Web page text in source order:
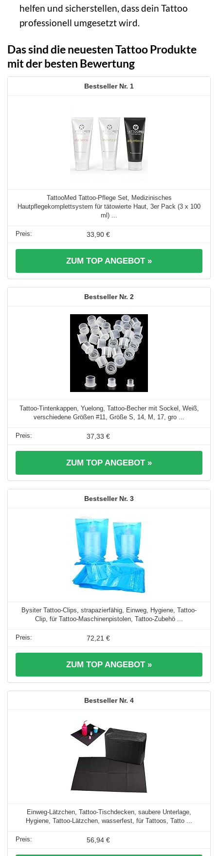
helfen und sicherstellen, dass dein Tattoo
professionell umgesetzt wird.
Das sind die neuesten Tattoo Produkte
mit der besten Bewertung
1
TattooMed Tattoo-Pflege Set, Medizinisches
Hautpflegekomplettsystem für tätowierte Haut, 3er Pack (3 x 100
ml) ...
33,90 €
ZUM TOP ANGEBOT »
2
Tattoo-Tintenkappen, Yuelong, Tattoo-Becher mit Sockel, Weiß,
verschiedene Größen #11, Größe S, 14, M, 17, gro ...
37,33 €
ZUM TOP ANGEBOT »
3
Bysiter Tattoo-Clips, strapazierfähig, Einweg, Hygiene, Tattoo-
Clip, für Tattoo-Maschinenpistolen, Tattoo-Zubehö ...
72,21 €
ZUM TOP ANGEBOT »
4
Einweg-Lätzchen, Tattoo-Tischdecken, saubere Unterlage,
Hygiene, Tattoo-Lätzchen, wasserfest, für Tattoos, Tatto ...
56,94 €